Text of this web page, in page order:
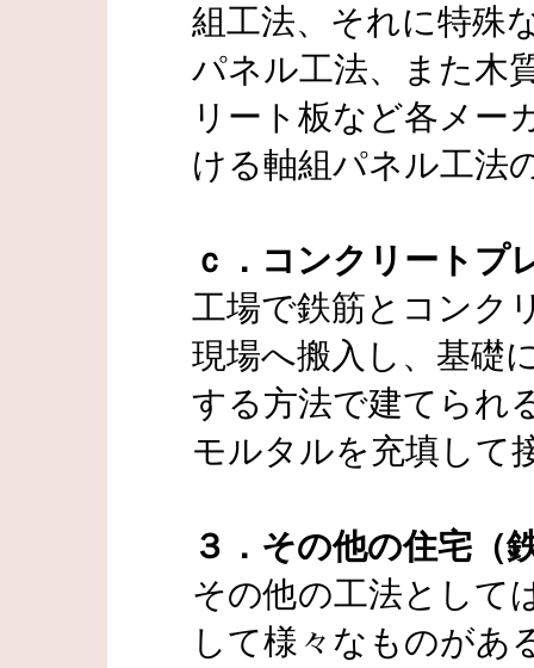
組工法、それに特殊
パネル工法、また木
リート板など各メー
ける軸組パネル工法
ｃ．コンクリートプ
工場で鉄筋とコンク
現場へ搬入し、基礎
する方法で建てられ
モルタルを充填して
３．その他の住宅（
その他の工法として
して様々なものがあ